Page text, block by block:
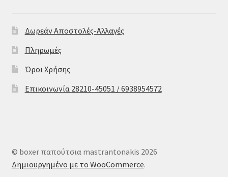
Δωρεάν Αποστολές-Αλλαγές
Πληρωμές
Όροι Χρήσης
Επικοινωνία 28210-45051 / 6938954572
© boxer παπούτσια mastrantonakis 2026
Δημιουργημένο με το WooCommerce.